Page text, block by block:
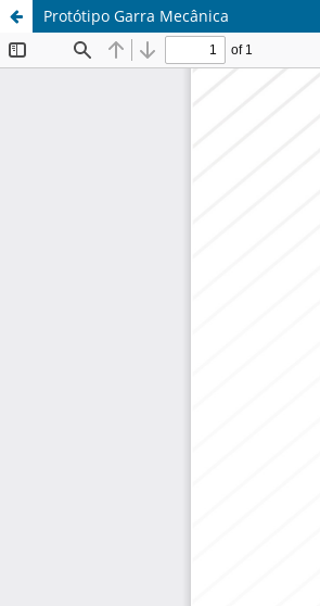
Protótipo Garra Mecânica